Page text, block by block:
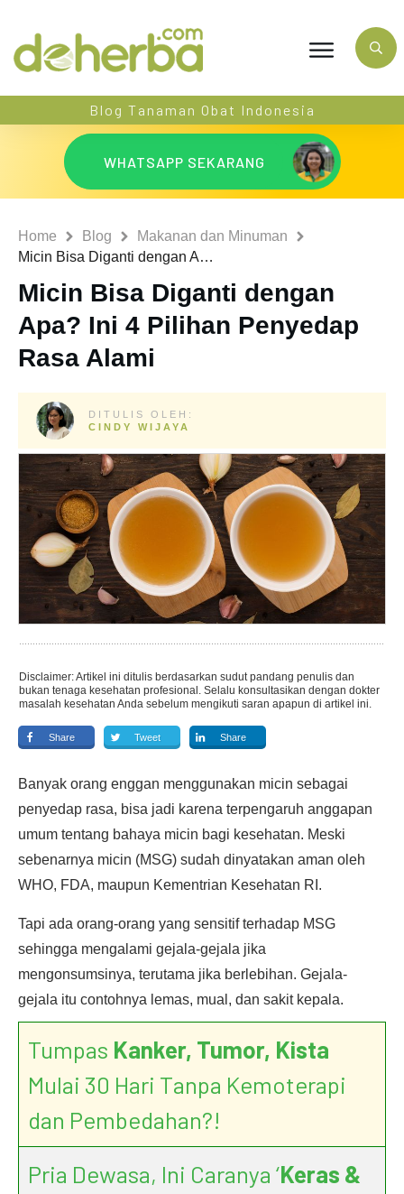
Blog Tanaman Obat Indonesia
WHATSAPP SEKARANG
Home Blog
Makanan dan Minuman
Micin Bisa Diganti dengan Apa? Ini 4 Pilihan Penyedap Rasa Alami
Micin Bisa Diganti dengan
Apa? Ini 4 Pilihan Penyedap
Rasa Alami
DITULIS OLEH:
CINDY WIJAYA
Disclaimer: Artikel ini ditulis berdasarkan sudut pandang penulis dan
bukan tenaga kesehatan profesional. Selalu konsultasikan dengan dokter
masalah kesehatan Anda sebelum mengikuti saran apapun di artikel ini.
Share Tweet Share
Banyak orang enggan menggunakan micin sebagai
penyedap rasa, bisa jadi karena terpengaruh anggapan
umum tentang bahaya micin bagi kesehatan. Meski
sebenarnya micin (MSG) sudah dinyatakan aman oleh
WHO, FDA, maupun Kementrian Kesehatan RI.
Tapi ada orang-orang yang sensitif terhadap MSG
sehingga mengalami gejala-gejala jika
mengonsumsinya, terutama jika berlebihan. Gejala-
gejala itu contohnya lemas, mual, dan sakit kepala.
Tumpas Kanker, Tumor, Kista
Mulai 30 Hari Tanpa Kemoterapi
dan Pembedahan?!
Pria Dewasa, Ini Caranya ‘Keras &